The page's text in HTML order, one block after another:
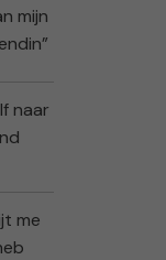
mijn
naar
me